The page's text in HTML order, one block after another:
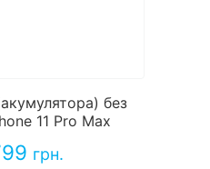
без
11 Pro Max
грн.